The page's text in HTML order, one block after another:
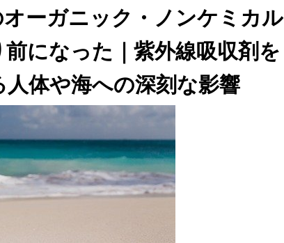
ーガニック・ノンケミカル
になった｜紫外線吸収剤を
体や海への深刻な影響